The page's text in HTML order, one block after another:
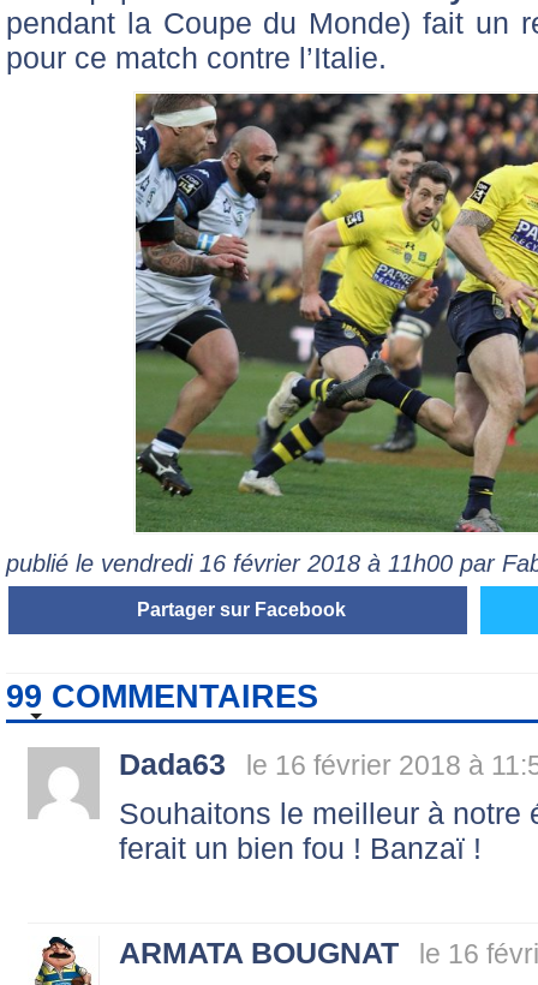
pendant la Coupe du Monde) fait un
pour ce match contre l’Italie.
publié le vendredi 16 février 2018 à 11h00 par
Partager sur Facebook
99 COMMENTAIRES
Dada63 le 16 février 2018 à
Souhaitons le meilleur à notre
ferait un bien fou ! Banzaï !
ARMATA BOUGNAT le 16